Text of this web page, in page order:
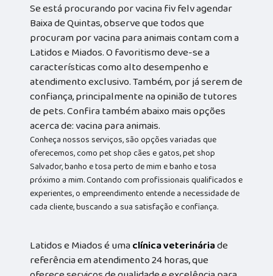
Se está procurando por vacina fiv felv agendar
Baixa de Quintas, observe que todos que
procuram por vacina para animais contam com a
Latidos e Miados. O favoritismo deve-se a
características como alto desempenho e
atendimento exclusivo. Também, por já serem de
confiança, principalmente na opinião de tutores
de pets. Confira também abaixo mais opções
acerca de: vacina para animais.
Conheça nossos serviços, são opções variadas que
oferecemos, como pet shop cães e gatos, pet shop
Salvador, banho e tosa perto de mim e banho e tosa
próximo a mim. Contando com profissionais qualificados e
experientes, o empreendimento entende a necessidade de
cada cliente, buscando a sua satisfação e confiança.
Latidos e Miados é umaclínica veterináriade
referência em atendimento 24 horas, que